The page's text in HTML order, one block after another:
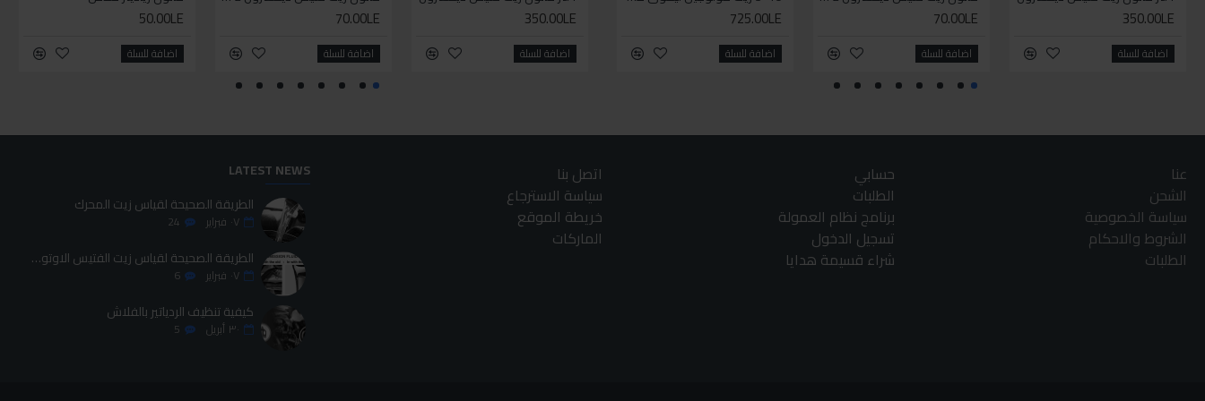
350.00LE
اضافة للسلة
70.00LE
اضافة للسلة
725.00LE
اضافة للسلة
140.00LE
اضافة للسلة
95.00LE
اضافة للسلة
425.00LE
اضافة للسلة
350.00LE
اضافة للسلة
70.00LE
اضافة للسلة
50.00LE
اضافة للسلة
عنا
الشحن
سياسة الخصوصية
الشروط والاحكام
الطلبات
حسابي
الطلبات
برنامج نظام العمولة
تسجيل الدخول
شراء قسيمة هدايا
اتصل بنا
سياسة الاسترجاع
خريطة الموقع
الماركات
LATEST NEWS
الطريقة الصحيحة لقياس زيت المحرك
٠٧ فبراير 24
الطريقة الصحيحة لقياس زيت الفتيس الاوتوماتيك
٠٧ فبراير 6
كيفية تنظيف الردياتير بالفلاش
٣٠ أبريل 5